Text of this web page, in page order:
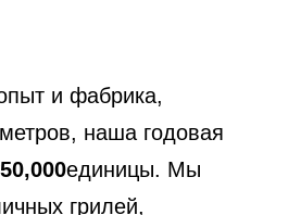
и фабрика,
наша годовая
50,000единицы. Мы
грилей,